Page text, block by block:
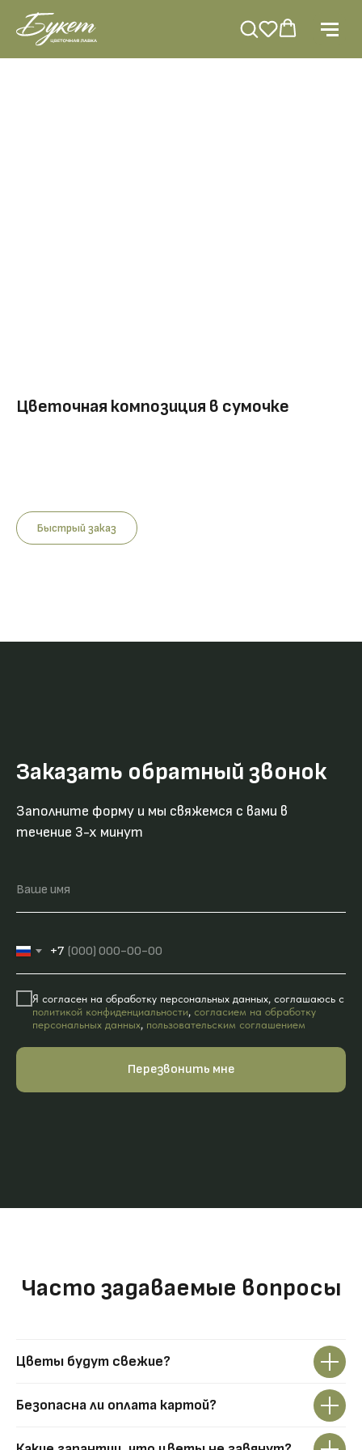
Цветочная композиция в сумочке
Быстрый заказ
Заказать обратный звонок
Заполните форму и мы свяжемся с вами в
течение 3-х минут
Ваше имя
+7
Я согласен на обработку персональных данных, соглашаюсь с
политикой конфиденциальности, согласием на обработку
персональных данных, пользовательским соглашением
Перезвонить мне
Часто задаваемые вопросы
Цветы будут свежие?
Безопасна ли оплата картой?